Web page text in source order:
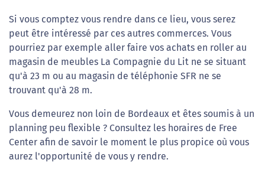
Si vous comptez vous rendre dans ce lieu, vous serez
peut être intéressé par ces autres commerces. Vous
pourriez par exemple aller faire vos achats en roller au
magasin de meubles La Compagnie du Lit ne se situant
qu'à 23 m ou au magasin de téléphonie SFR ne se
trouvant qu'à 28 m.
Vous demeurez non loin de Bordeaux et êtes soumis à un
planning peu flexible ? Consultez les horaires de Free
Center afin de savoir le moment le plus propice où vous
aurez l'opportunité de vous y rendre.